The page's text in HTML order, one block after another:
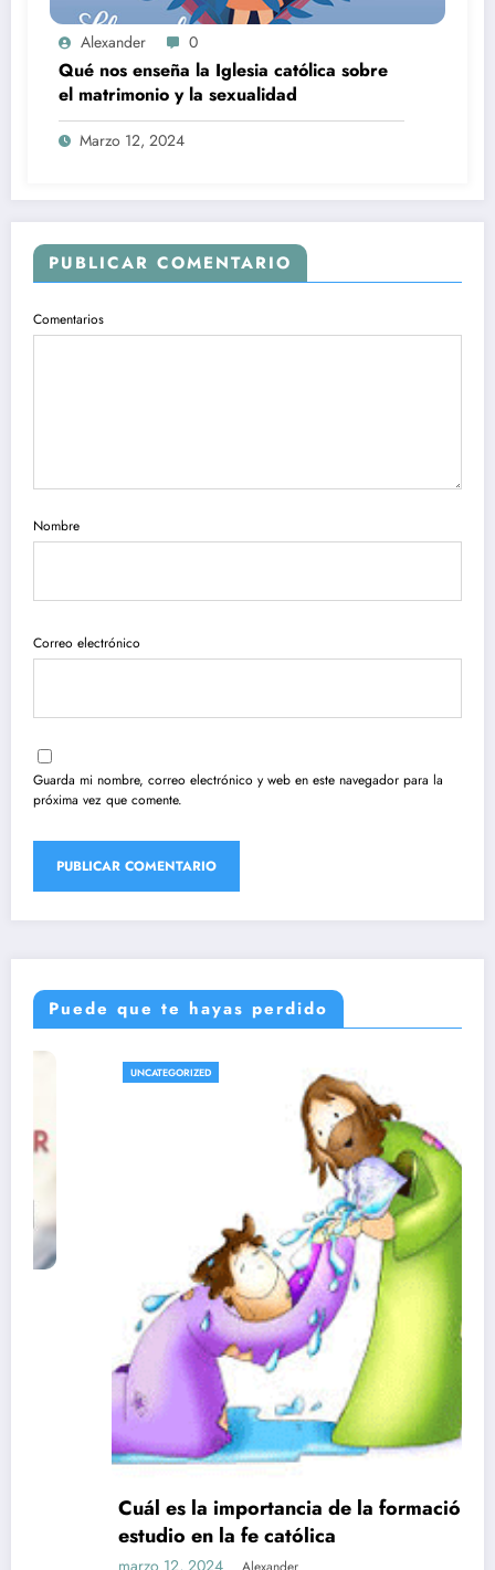
Alexander 0
Qué nos enseña la Iglesia católica sobre
el matrimonio y la sexualidad
Marzo 12, 2024
PUBLICAR COMENTARIO
Comentarios
Nombre
Correo electrónico
Guarda mi nombre, correo electrónico y web en este navegador para la
próxima vez que comente.
Puede que te hayas perdido
UNCATEGORIZED
Cuál es la importancia de la formación y el
estudio en la fe católica